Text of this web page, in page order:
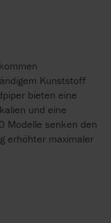
Kunststoff
bieten eine
und eine
Modelle senken den
erhöhter maximaler